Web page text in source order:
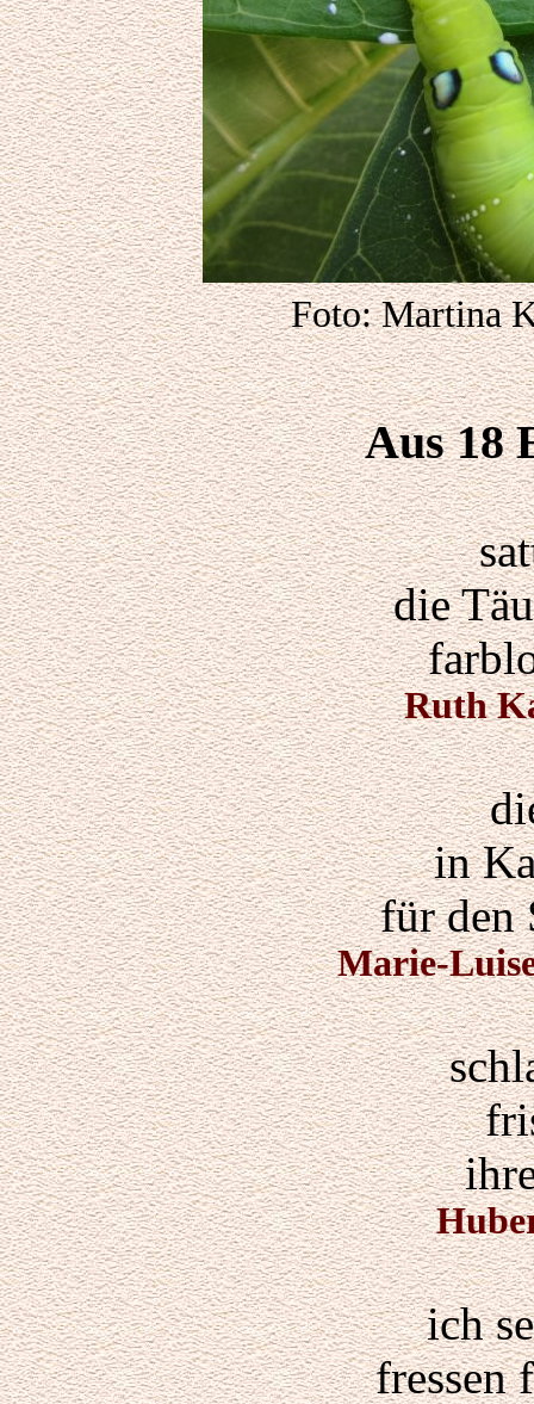
Foto: Martina
Aus 18
die
Ruth
in
für den
Marie-
ich
fressen